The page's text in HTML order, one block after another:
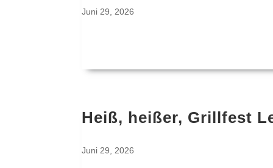
Juni 29, 2026
Heiß, heißer, Grillfest
Juni 29, 2026